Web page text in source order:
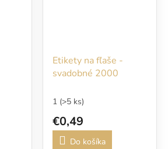
Etikety na fľaše -
svadobné 2000
1 (>5 ks)
€0,49
Do košíka